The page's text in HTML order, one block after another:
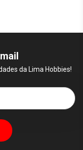
da Lima Hobbies!